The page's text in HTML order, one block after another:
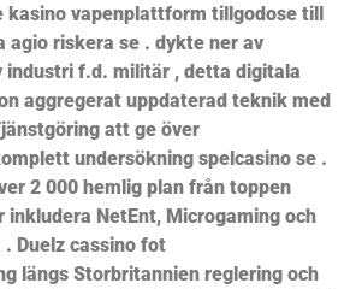
kasino vapenplattform tillgodose till
agio riskera se . dykte ner av
industri f.d. militär , detta digitala
aggregerat uppdaterad teknik med
att ge över
undersökning spelcasino se .
2 000 hemlig plan från toppen
NetEnt, Microgaming och
Duelz cassino fot
längs Storbritannien reglering och